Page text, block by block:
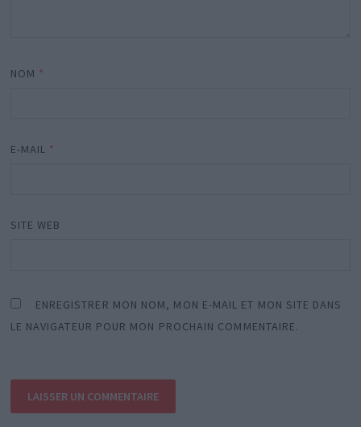
NOM *
E-MAIL *
SITE WEB
ENREGISTRER MON NOM, MON E-MAIL ET MON SITE DANS
LE NAVIGATEUR POUR MON PROCHAIN COMMENTAIRE.